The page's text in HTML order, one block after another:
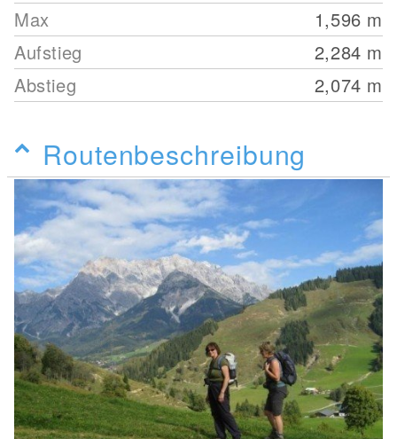
Max
1,596 m
Aufstieg
2,284 m
Abstieg
2,074 m
Routenbeschreibung